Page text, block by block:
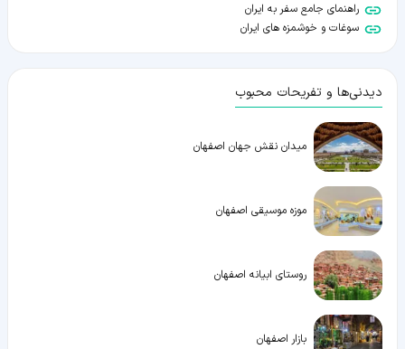
راهنمای جامع سفر به ایران
سوغات و خوشمزه های ایران
دیدنی‌ها و تفریحات محبوب
میدان نقش جهان اصفهان
موزه موسیقی اصفهان
روستای ابیانه اصفهان
بازار اصفهان